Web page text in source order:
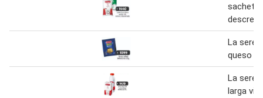
sachet
La
queso
La
larga